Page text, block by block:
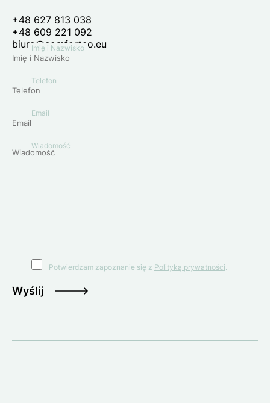
+48 627 813 038
+48 609 221 092
biuro@comforteo.eu
Imię i Nazwisko
Telefon
Email
Wiadomość
Potwierdzam zapoznanie się z Polityką prywatności.
Wyślij